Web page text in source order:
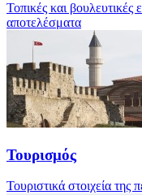
Τοπικές και
αποτελέσματα
Τουρισμός
Τουριστικά στοιχεία της